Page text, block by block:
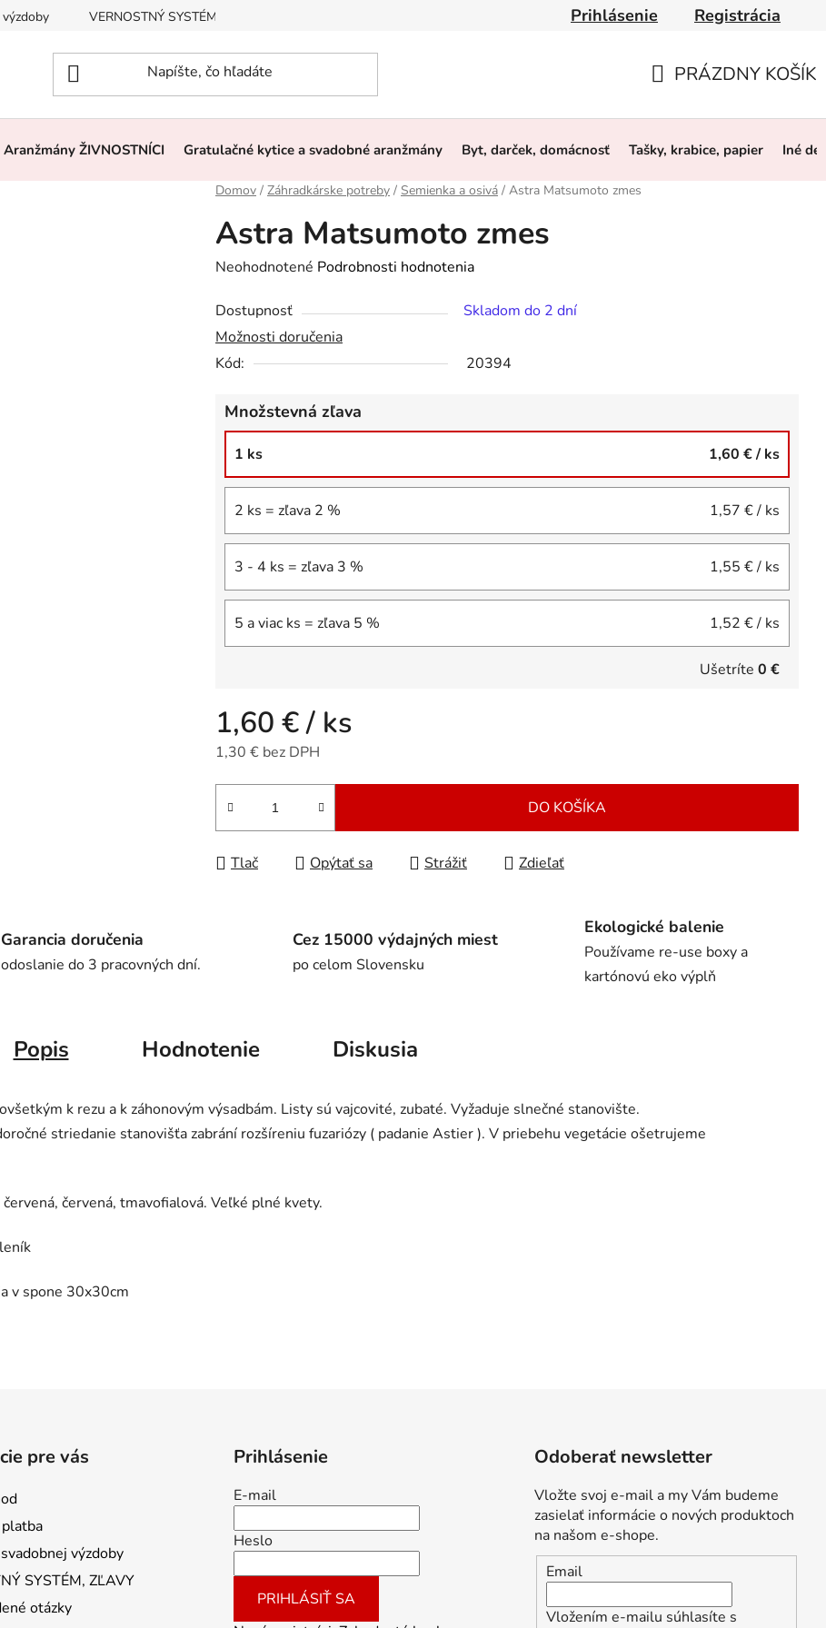
VERNOSTNÝ SYSTÉM, ZĽAVY Obchodné podmienky Ochrana osobných údajov
Prihlásenie Registrácia
KOŠÍK
PRÁZDNY KOŠÍK
Aranžmány ŽIVNOSTNÍCI Gratulačné kytice a svadobné aranžmány Byt, darček, domácnosť Tašky, krabice, papier Iné
Domov / Záhradkárske potreby / Semienka a osivá / Astra Matsumoto zmes
Astra Matsumoto zmes
Priemerné
produktu
je
0,0
hviezdičiek.
Neohodnotené Podrobnosti hodnotenia
Dostupnosť
Skladom do 2 dní
Možnosti doručenia
Kód:
20394
Množstevná zľava
1 ks 1,60 €/ ks
2 ks = zľava 2 % 1,57 €/ ks
3 - 4 ks = zľava 3 % 1,55 €/ ks
5 a viac ks = zľava 5 % 1,52 €/ ks
Ušetríte 0 €
1,60 €/ ks
1,30 € bez DPH
Jednotková cena:
DO KOŠÍKA
Tlač Opýtať sa Strážiť Zdieľať
Garancia doručenia
odoslanie do 3 pracovných dní.
Cez 15000 výdajných miest
po celom Slovensku
Ekologické balenie
Používame re-use boxy a
kartónovú eko výplň
Popis Hodnotenie Diskusia
k rezu a k záhonovým výsadbám. Listy sú vajcovité, zubaté. Vyžaduje slnečné stanovište.
striedanie stanovišťa zabrání rozšíreniu fuzariózy ( padanie Astier ). V priebehu vegetácie ošetrujeme
červená, tmavofialová. Veľké plné kvety.
v spone 30x30cm
pre vás
výzdoby
SYSTÉM, ZĽAVY
otázky
Prihlásenie
E-mail
Heslo
PRIHLÁSIŤ SA
Odoberať newsletter
Vložte svoj e-mail a my Vám budeme
zasielať informácie o nových produktoch
na našom e-shope.
Email
Vložením e-mailu súhlasíte s